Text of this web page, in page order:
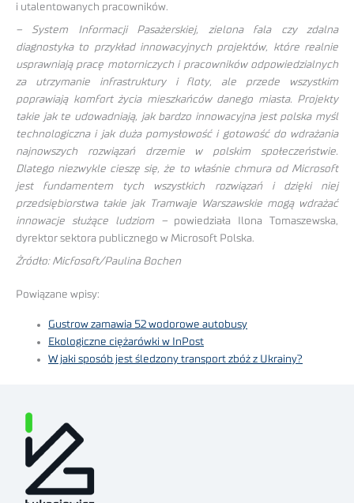
i utalentowanych pracowników.
– System Informacji Pasażerskiej, zielona fala czy zdalna
diagnostyka to przykład innowacyjnych projektów, które realnie
usprawniają pracę motorniczych i pracowników odpowiedzialnych
za utrzymanie infrastruktury i floty, ale przede wszystkim
poprawiają komfort życia mieszkańców danego miasta. Projekty
takie jak te udowadniają, jak bardzo innowacyjna jest polska myśl
technologiczna i jak duża pomysłowość i gotowość do wdrażania
najnowszych rozwiązań drzemie w polskim społeczeństwie.
Dlatego niezwykle cieszę się, że to właśnie chmura od Microsoft
jest fundamentem tych wszystkich rozwiązań i dzięki niej
przedsiębiorstwa takie jak Tramwaje Warszawskie mogą wdrażać
innowacje służące ludziom –powiedziała Ilona Tomaszewska,
dyrektor sektora publicznego w Microsoft Polska.
Żródło: Micfosoft/Paulina Bochen
Powiązane wpisy:
Gustrow zamawia 52 wodorowe autobusy
Ekologiczne ciężarówki w InPost
W jaki sposób jest śledzony transport zbóż z Ukrainy?